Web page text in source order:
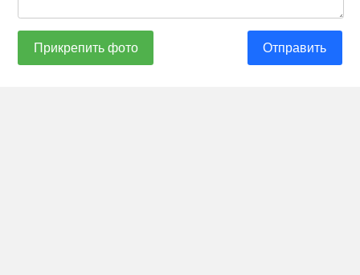
Прикрепить фото Отправить